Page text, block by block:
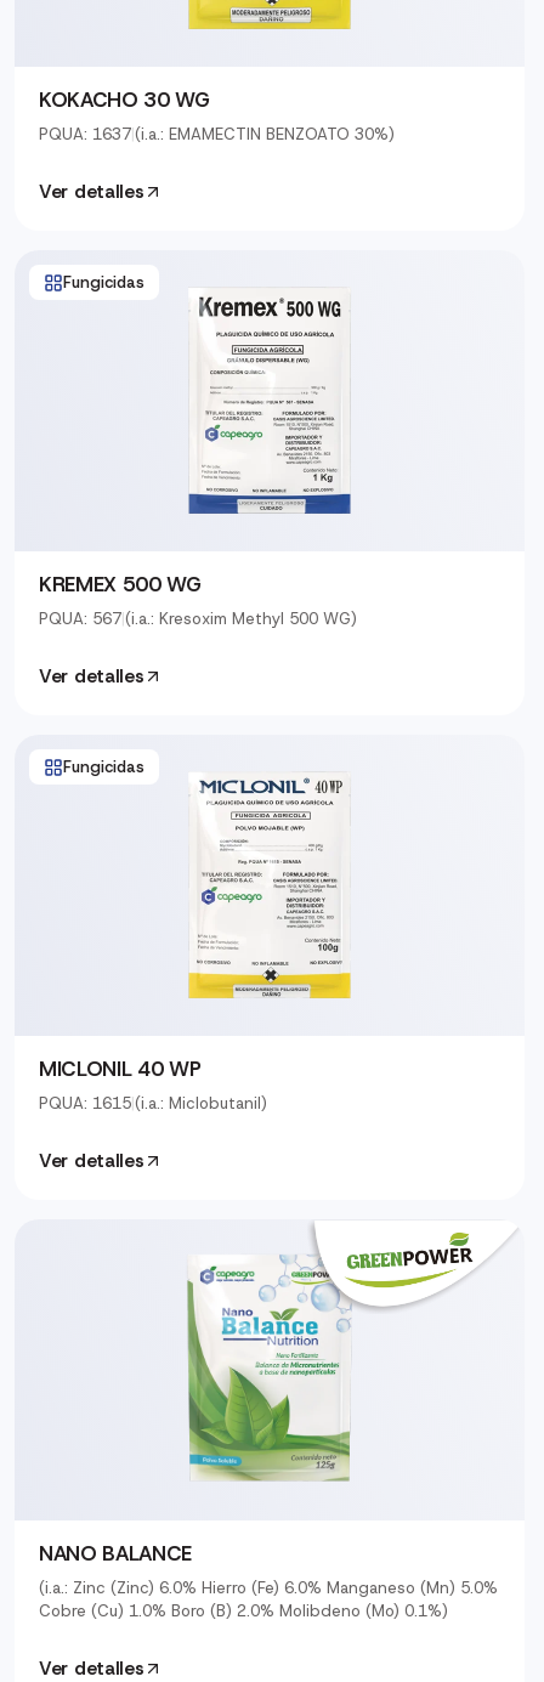
KOKACHO 30 WG
PQUA: 1637|(i.a.: EMAMECTIN BENZOATO 30%)
Ver detalles
Fungicidas
KREMEX 500 WG
PQUA: 567|(i.a.: Kresoxim Methyl 500 WG)
Ver detalles
Fungicidas
MICLONIL 40 WP
PQUA: 1615|(i.a.: Miclobutanil)
Ver detalles
NANO BALANCE
(i.a.: Zinc (Zinc) 6.0% Hierro (Fe) 6.0% Manganeso (Mn) 5.0%
Cobre (Cu) 1.0% Boro (B) 2.0% Molibdeno (Mo) 0.1%)
Ver detalles